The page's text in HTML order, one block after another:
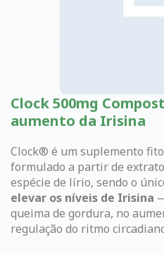
Clock 500mg
aumento da Irisina
Clock® é um suplemento
formulado a partir de
espécie de lírio, sendo o
elevar os níveis de Irisina
queima de gordura, no
regulação do ritmo